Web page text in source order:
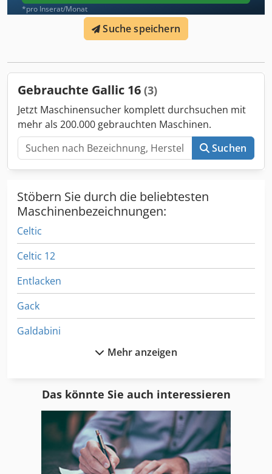
*pro Inserat/Monat
Suche speichern
Gebrauchte Gallic 16 (3)
Jetzt Maschinensucher komplett durchsuchen mit
mehr als 200.000 gebrauchten Maschinen.
Suchen
Stöbern Sie durch die beliebtesten
Maschinenbezeichnungen:
Celtic
Celtic 12
Entlacken
Gack
Galdabini
Galvanotechnik
Mehr anzeigen
Das könnte Sie auch interessieren